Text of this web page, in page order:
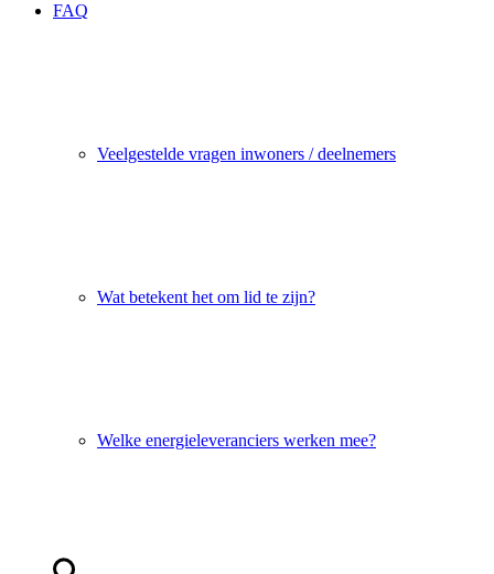
FAQ
Veelgestelde vragen inwoners / deelnemers
Wat betekent het om lid te zijn?
Welke energieleveranciers werken mee?